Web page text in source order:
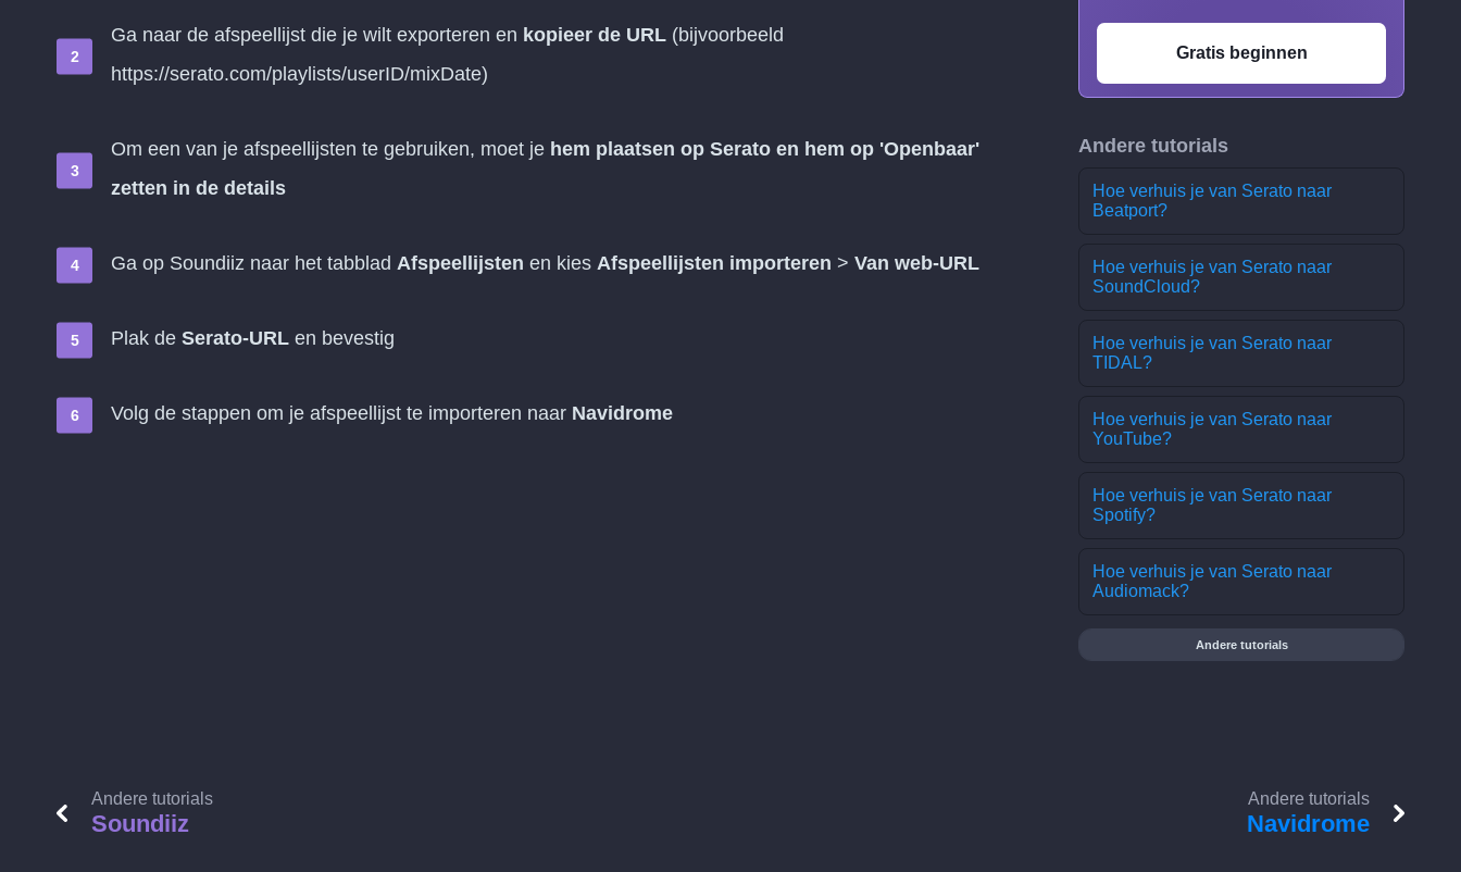
Ga naar de afspeellijst die je wilt exporteren en kopieer de URL (bijvoorbeeld
https://serato.com/playlists/userID/mixDate)
Om een van je afspeellijsten te gebruiken, moet je hem plaatsen op Serato en hem op 'Openbaar'
zetten in de details
Ga op Soundiiz naar het tabblad Afspeellijsten en kies Afspeellijsten importeren > Van web-URL
Plak de Serato-URL en bevestig
Volg de stappen om je afspeellijst te importeren naar Navidrome
Gratis beginnen
Andere tutorials
Hoe verhuis je van Serato naar
Beatport?
Hoe verhuis je van Serato naar
SoundCloud?
Hoe verhuis je van Serato naar
TIDAL?
Hoe verhuis je van Serato naar
YouTube?
Hoe verhuis je van Serato naar
Spotify?
Hoe verhuis je van Serato naar
Audiomack?
Andere tutorials
Andere tutorials
Soundiiz
Andere tutorials
Navidrome